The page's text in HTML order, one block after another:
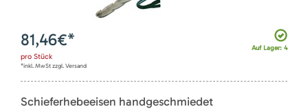
Auf Lager: 4
81,46€*
pro Stück
*inkl. MwSt zzgl. Versand
Schieferhebeeisen handgeschmiedet